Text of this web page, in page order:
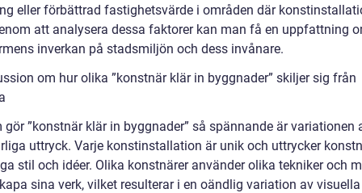
eller förbättrad fastighetsvärde i områden där
att analysera dessa faktorer kan man få en uppfattning
inverkan på stadsmiljön och dess invånare.
om hur olika ”konstnär klär in byggnader” skiljer sig från
gör ”konstnär klär in byggnader” så spännande är variationen
uttryck. Varje konstinstallation är unik och uttrycker
stil och idéer. Olika konstnärer använder olika tekniker och
sina verk, vilket resulterar i en oändlig variation av